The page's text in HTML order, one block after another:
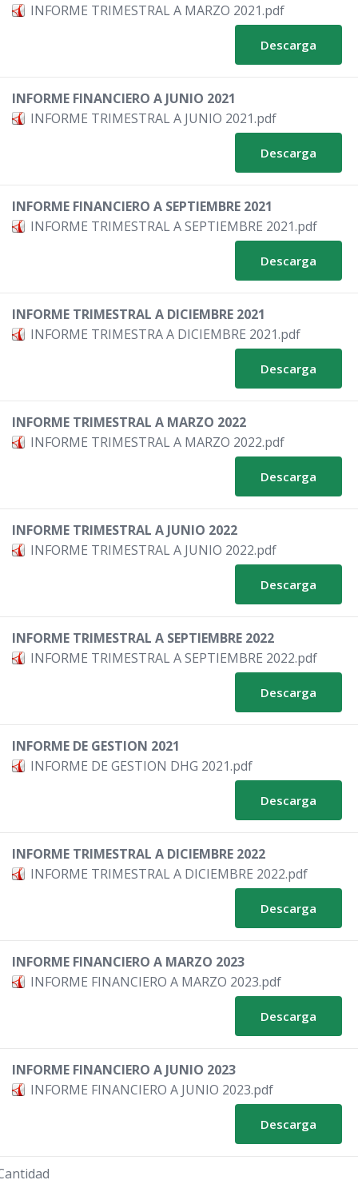
INFORME TRIMESTRAL A MARZO 2021.pdf
Descarga
INFORME FINANCIERO A JUNIO 2021
INFORME TRIMESTRAL A JUNIO 2021.pdf
Descarga
INFORME FINANCIERO A SEPTIEMBRE 2021
INFORME TRIMESTRAL A SEPTIEMBRE 2021.pdf
Descarga
INFORME TRIMESTRAL A DICIEMBRE 2021
INFORME TRIMESTRA A DICIEMBRE 2021.pdf
Descarga
INFORME TRIMESTRAL A MARZO 2022
INFORME TRIMESTRAL A MARZO 2022.pdf
Descarga
INFORME TRIMESTRAL A JUNIO 2022
INFORME TRIMESTRAL A JUNIO 2022.pdf
Descarga
INFORME TRIMESTRAL A SEPTIEMBRE 2022
INFORME TRIMESTRAL A SEPTIEMBRE 2022.pdf
Descarga
INFORME DE GESTION 2021
INFORME DE GESTION DHG 2021.pdf
Descarga
INFORME TRIMESTRAL A DICIEMBRE 2022
INFORME TRIMESTRAL A DICIEMBRE 2022.pdf
Descarga
INFORME FINANCIERO A MARZO 2023
INFORME FINANCIERO A MARZO 2023.pdf
Descarga
INFORME FINANCIERO A JUNIO 2023
INFORME FINANCIERO A JUNIO 2023.pdf
Descarga